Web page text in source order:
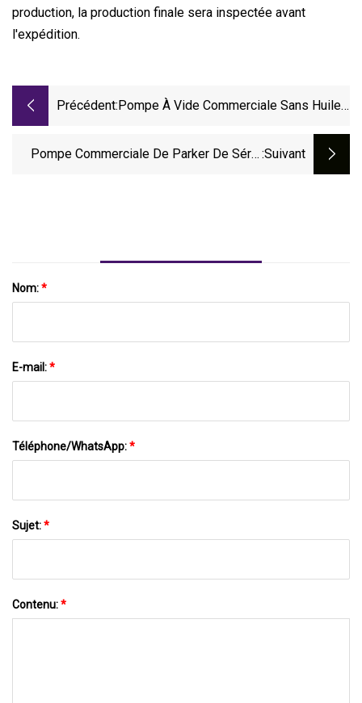
production, la production finale sera inspectée avant
l'expédition.
Précédent: Pompe À Vide Commerciale Sans Huile
Pompe Commerciale De Parker De Série :suivant
Nom:*
E-mail:*
Téléphone/WhatsApp:*
Sujet:*
Contenu:*